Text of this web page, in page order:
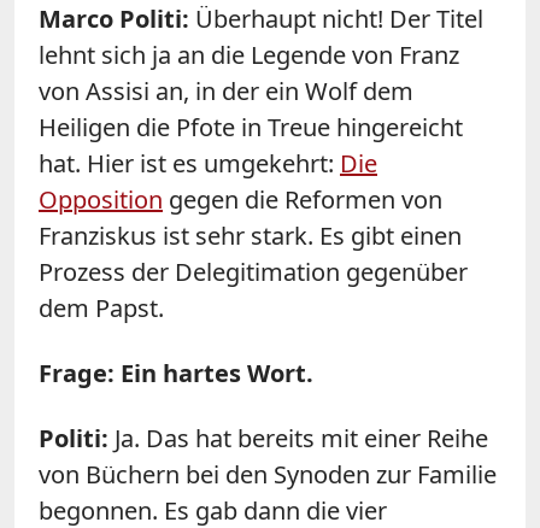
Marco Politi: Überhaupt nicht! Der Titel
lehnt sich ja an die Legende von Franz
von Assisi an, in der ein Wolf dem
Heiligen die Pfote in Treue hingereicht
hat. Hier ist es umgekehrt: Die
Opposition gegen die Reformen von
Franziskus ist sehr stark. Es gibt einen
Prozess der Delegitimation gegenüber
dem Papst.
Frage: Ein hartes Wort.
Politi: Ja. Das hat bereits mit einer Reihe
von Büchern bei den Synoden zur Familie
begonnen. Es gab dann die vier